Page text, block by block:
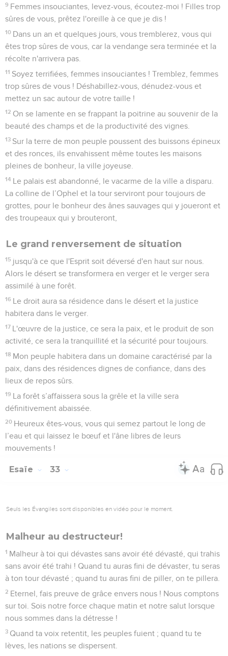
9 Femmes insouciantes, levez-vous, écoutez-moi ! Filles trop
sûres de vous, prêtez l'oreille à ce que je dis !
10 Dans un an et quelques jours, vous tremblerez, vous qui
êtes trop sûres de vous, car la vendange sera terminée et la
récolte n'arrivera pas.
11 Soyez terrifiées, femmes insouciantes ! Tremblez, femmes
trop sûres de vous ! Déshabillez-vous, dénudez-vous et
mettez un sac autour de votre taille !
12 On se lamente en se frappant la poitrine au souvenir de la
beauté des champs et de la productivité des vignes.
13 Sur la terre de mon peuple poussent des buissons épineux
et des ronces, ils envahissent même toutes les maisons
pleines de bonheur, la ville joyeuse.
14 Le palais est abandonné, le vacarme de la ville a disparu.
La colline de l’Ophel et la tour serviront pour toujours de
grottes, pour le bonheur des ânes sauvages qui y joueront et
des troupeaux qui y brouteront,
Le grand renversement de situation
15 jusqu'à ce que l'Esprit soit déversé d'en haut sur nous.
Alors le désert se transformera en verger et le verger sera
assimilé à une forêt.
16 Le droit aura sa résidence dans le désert et la justice
habitera dans le verger.
17 L'œuvre de la justice, ce sera la paix, et le produit de son
activité, ce sera la tranquillité et la sécurité pour toujours.
18 Mon peuple habitera dans un domaine caractérisé par la
paix, dans des résidences dignes de confiance, dans des
lieux de repos sûrs.
19 La forêt s’affaissera sous la grêle et la ville sera
définitivement abaissée.
20 Heureux êtes-vous, vous qui semez partout le long de
l’eau et qui laissez le bœuf et l'âne libres de leurs
mouvements !
Esaïe 33
Seuls les Évangiles sont disponibles en vidéo pour le moment.
Malheur au destructeur!
1 Malheur à toi qui dévastes sans avoir été dévasté, qui trahis
sans avoir été trahi ! Quand tu auras fini de dévaster, tu seras
à ton tour dévasté ; quand tu auras fini de piller, on te pillera.
2 Eternel, fais preuve de grâce envers nous ! Nous comptons
sur toi. Sois notre force chaque matin et notre salut lorsque
nous sommes dans la détresse !
3 Quand ta voix retentit, les peuples fuient ; quand tu te
lèves, les nations se dispersent.